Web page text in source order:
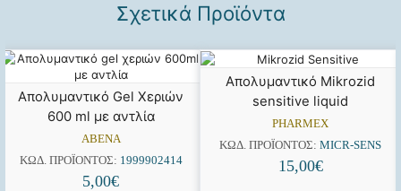
Σχετικά Προϊόντα
Απολυμαντικό Gel Χεριών
600 ml με αντλία
ABENA
ΚΩΔ. ΠΡΟΪΌΝΤΟΣ: 1999902414
5,00€
Απολυμαντικό Mikrozid
sensitive liquid
PHARMEX
ΚΩΔ. ΠΡΟΪΌΝΤΟΣ: MICR-SENS
15,00€